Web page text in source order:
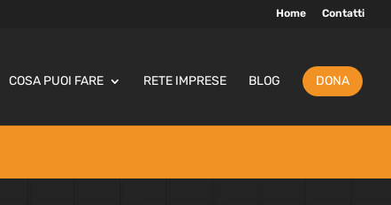
Home Contatti
COSA PUOI FARE RETE IMPRESE BLOG DONA